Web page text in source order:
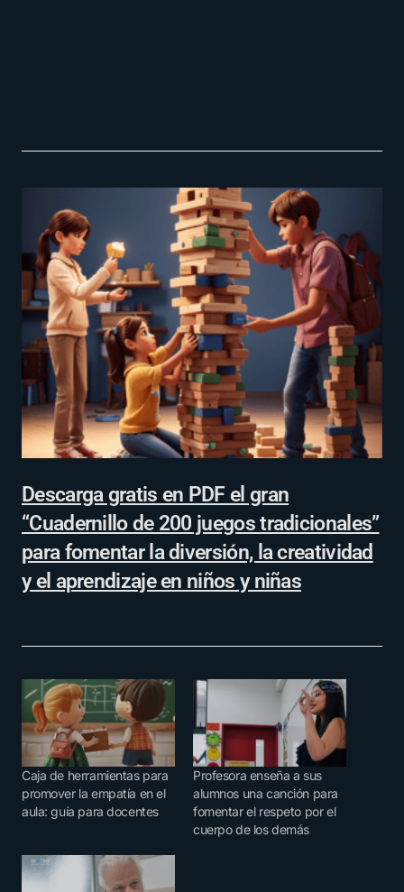
Descarga gratis en PDF el gran
“Cuadernillo de 200 juegos tradicionales”
para fomentar la diversión, la creatividad
y el aprendizaje en niños y niñas
Caja de herramientas para
promover la empatía en el
aula: guía para docentes
Profesora enseña a sus
alumnos una canción para
fomentar el respeto por el
cuerpo de los demás